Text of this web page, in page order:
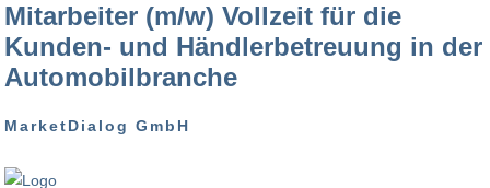
Mitarbeiter (m/w) Vollzeit für die
Kunden- und Händlerbetreuung in der
Automobilbranche
MarketDialog GmbH